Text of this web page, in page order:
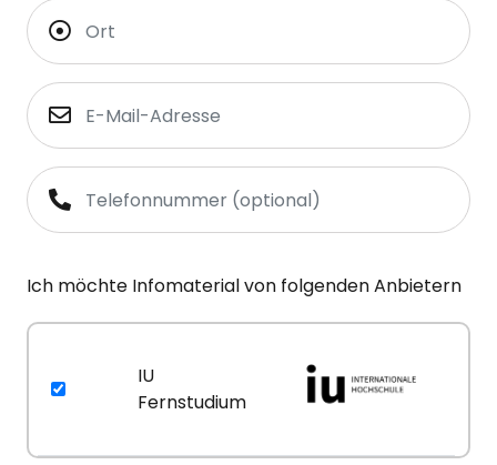
Ich möchte Infomaterial von folgenden Anbietern
IU
Fernstudium